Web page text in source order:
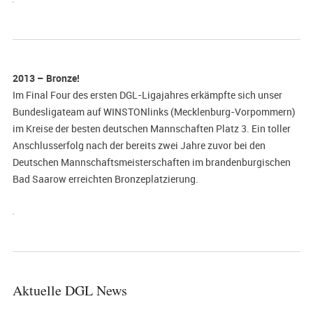
2013 – Bronze!
Im Final Four des ersten DGL-Ligajahres erkämpfte sich unser
Bundesligateam auf WINSTONlinks (Mecklenburg-Vorpommern)
im Kreise der besten deutschen Mannschaften Platz 3. Ein toller
Anschlusserfolg nach der bereits zwei Jahre zuvor bei den
Deutschen Mannschaftsmeisterschaften im brandenburgischen
Bad Saarow erreichten Bronzeplatzierung.
Aktuelle DGL News